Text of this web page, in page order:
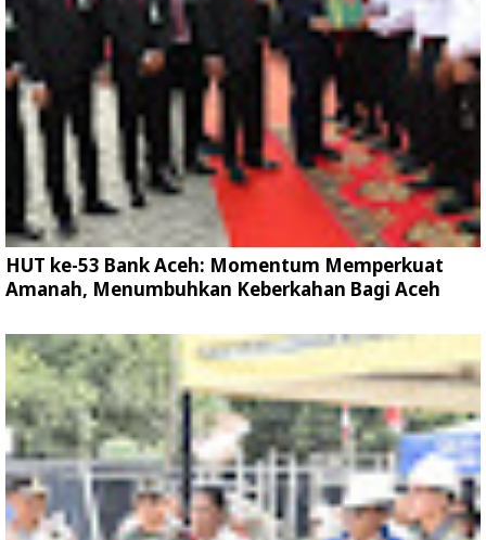
HUT ke-53 Bank Aceh: Momentum Memperkuat
Amanah, Menumbuhkan Keberkahan Bagi Aceh